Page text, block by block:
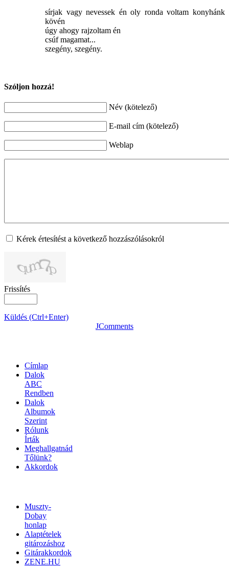
sírjak vagy nevessek én oly ronda voltam konyhánk
kövén
úgy ahogy rajzoltam én
csúf magamat...
szegény, szegény.
Szóljon hozzá!
Név (kötelező)
E-mail cím (kötelező)
Weblap
Kérek értesítést a következő hozzászólásokról
Frissítés
Küldés (Ctrl+Enter)
JComments
Címlap
Dalok
ABC
Rendben
Dalok
Albumok
Szerint
Rólunk
Írták
Meghallgatnád
Tőlünk?
Akkordok
Muszty-
Dobay
honlap
Alaptételek
gitározáshoz
Gitárakkordok
ZENE.HU